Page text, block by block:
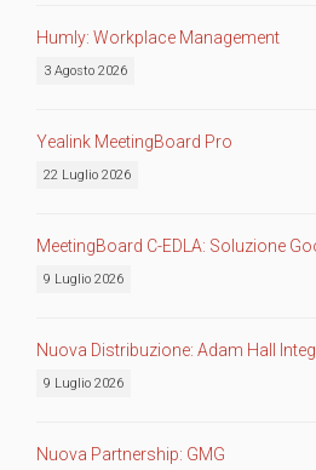
Humly: Workplace Management
3 Agosto 2026
Yealink MeetingBoard Pro
22 Luglio 2026
MeetingBoard C-EDLA: Soluzione
9 Luglio 2026
Nuova Distribuzione: Adam Hall
9 Luglio 2026
Nuova Partnership: GMG